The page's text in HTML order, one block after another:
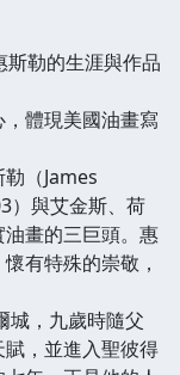
斯勒的生涯與作品
體現美國油畫寫
（James
）與艾金斯、荷
畫的三巨頭。惠
有特殊的崇敬，
城，九歲時隨父
，並進入聖彼得